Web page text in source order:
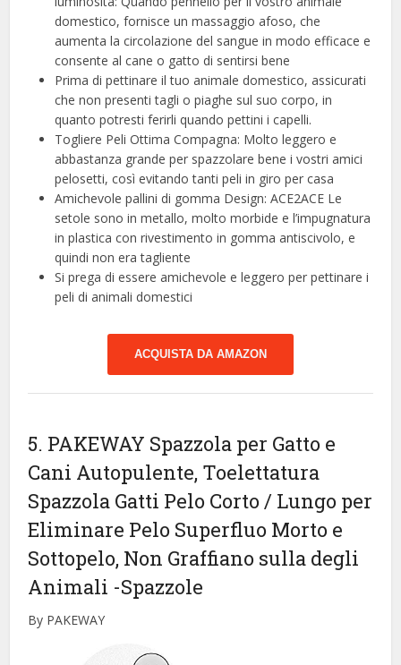
domestico, fornisce un massaggio afoso, che
aumenta la circolazione del sangue in modo efficace e
consente al cane o gatto di sentirsi bene
Prima di pettinare il tuo animale domestico, assicurati
che non presenti tagli o piaghe sul suo corpo, in
quanto potresti ferirli quando pettini i capelli.
️️Togliere Peli Ottima Compagna: Molto leggero e
abbastanza grande per spazzolare bene i vostri amici
pelosetti, così evitando tanti peli in giro per casa
️️Amichevole pallini di gomma Design: ACE2ACE Le
setole sono in metallo, molto morbide e l’impugnatura
in plastica con rivestimento in gomma antiscivolo, e
quindi non era tagliente
Si prega di essere amichevole e leggero per pettinare i
peli di animali domestici
ACQUISTA DA AMAZON
5. PAKEWAY Spazzola per Gatto e
Cani Autopulente, Toelettatura
Spazzola Gatti Pelo Corto / Lungo per
Eliminare Pelo Superfluo Morto e
Sottopelo, Non Graffiano sulla degli
Animali -Spazzole
By PAKEWAY